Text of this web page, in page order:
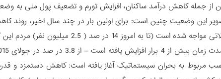
از جمله کاهش درآمد ساکنان، افزایش تورم و تضعیف پول ملی به
به امروز 14 در صد ( 2.5 میلیون نفر) مردم این کشور در حال حاضر در فقر به سر می‌برند.
مربوط به بحران سیستماتیک آغاز یافته است: کاهش دستمزد و قدرت